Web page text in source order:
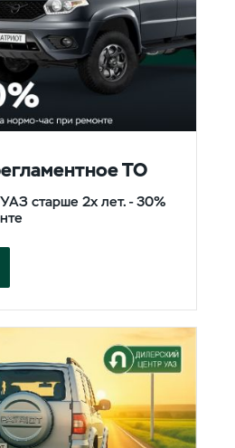
ТО
старше 2х лет. - 30%